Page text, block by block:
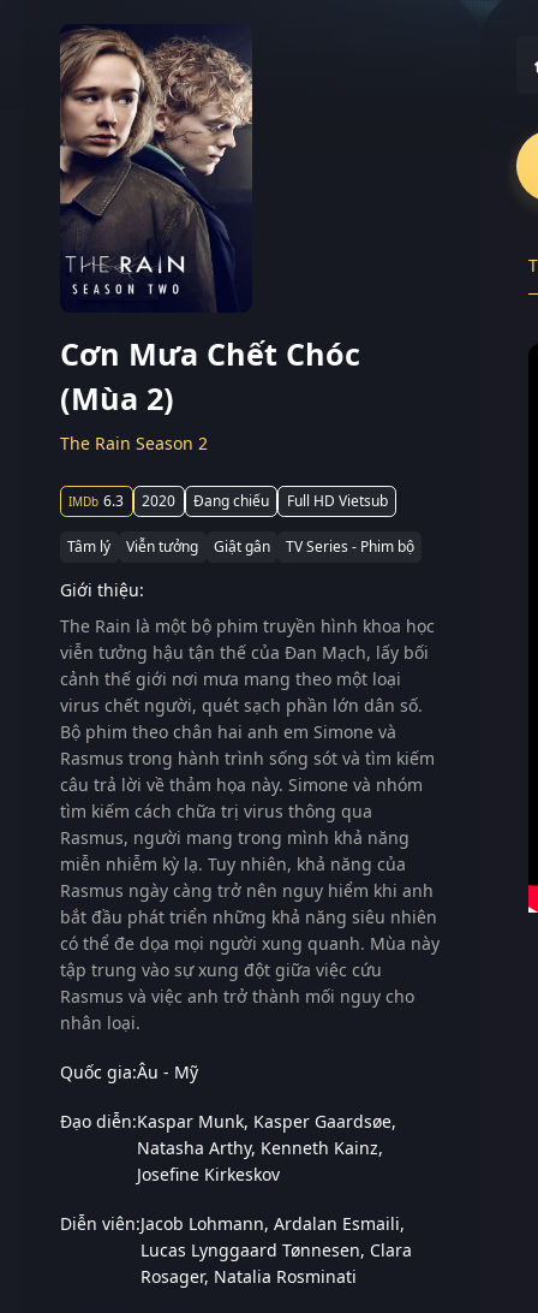
Cơn Mưa Chết Chóc
(Mùa 2)
The Rain Season 2
6.3 2020 Đang chiếu Full HD Vietsub
Tâm lý Viễn tưởng Giật gân TV Series - Phim bộ
Giới thiệu:
The Rain là một bộ phim truyền hình khoa học
viễn tưởng hậu tận thế của Đan Mạch, lấy bối
cảnh thế giới nơi mưa mang theo một loại
virus chết người, quét sạch phần lớn dân số.
Bộ phim theo chân hai anh em Simone và
Rasmus trong hành trình sống sót và tìm kiếm
câu trả lời về thảm họa này. Simone và nhóm
tìm kiếm cách chữa trị virus thông qua
Rasmus, người mang trong mình khả năng
miễn nhiễm kỳ lạ. Tuy nhiên, khả năng của
Rasmus ngày càng trở nên nguy hiểm khi anh
bắt đầu phát triển những khả năng siêu nhiên
có thể đe dọa mọi người xung quanh. Mùa này
tập trung vào sự xung đột giữa việc cứu
Rasmus và việc anh trở thành mối nguy cho
nhân loại.
Quốc gia:Âu - Mỹ
Đạo diễn:Kaspar Munk Kasper Gaardsøe
Natasha Arthy Kenneth Kainz
Josefine Kirkeskov
Diễn viên:Jacob Lohmann Ardalan Esmaili
Lucas Lynggaard Tønnesen Clara
Rosager Natalia Rosminati